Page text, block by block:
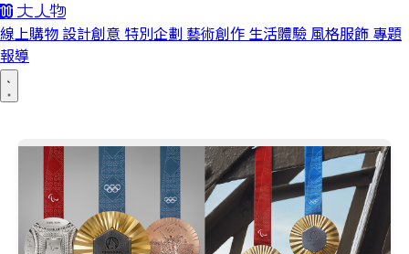
線上購物 設計創意 特別企劃 藝術創作 生活體驗 風格服飾 專題
報導